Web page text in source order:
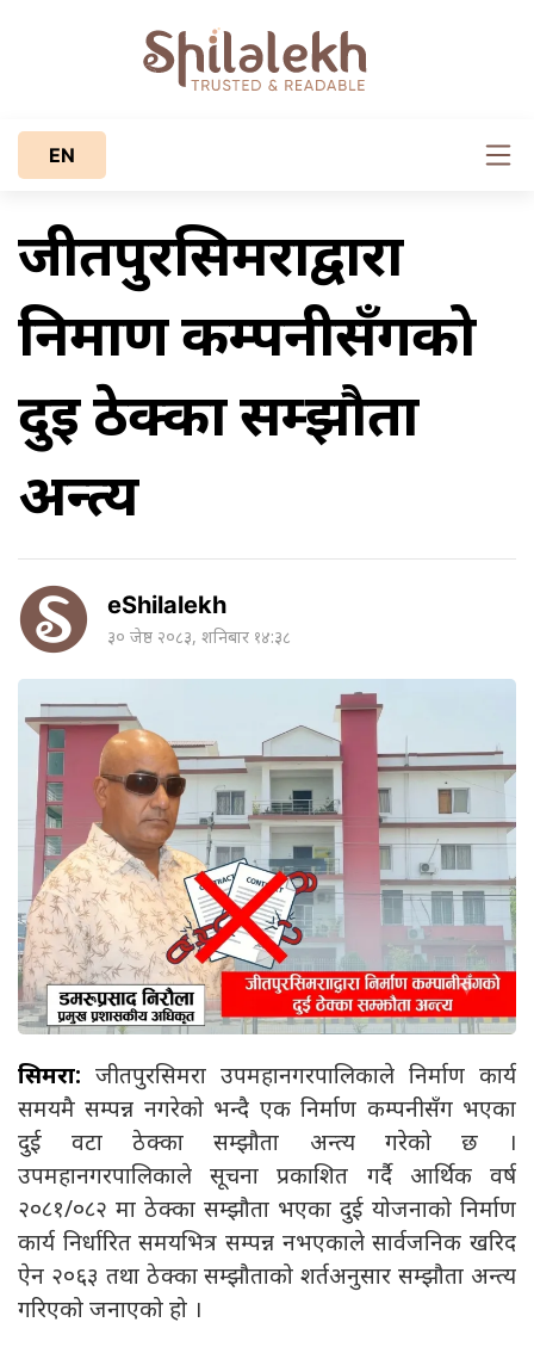
EN
जीतपुरसिमराद्वारा
निर्माण कम्पनीसँगको
दुई ठेक्का सम्झौता
अन्त्य
eShilalekh
३० जेष्ठ २०८३, शनिबार १४:३८
सिमरा: जीतपुरसिमरा उपमहानगरपालिकाले निर्माण कार्य
समयमै सम्पन्न नगरेको भन्दै एक निर्माण कम्पनीसँग भएका
दुई वटा ठेक्का सम्झौता अन्त्य गरेको छ ।
उपमहानगरपालिकाले सूचना प्रकाशित गर्दै आर्थिक वर्ष
२०८१/०८२ मा ठेक्का सम्झौता भएका दुई योजनाको निर्माण
कार्य निर्धारित समयभित्र सम्पन्न नभएकाले सार्वजनिक खरिद
ऐन २०६३ तथा ठेक्का सम्झौताको शर्तअनुसार सम्झौता अन्त्य
गरिएको जनाएको हो ।